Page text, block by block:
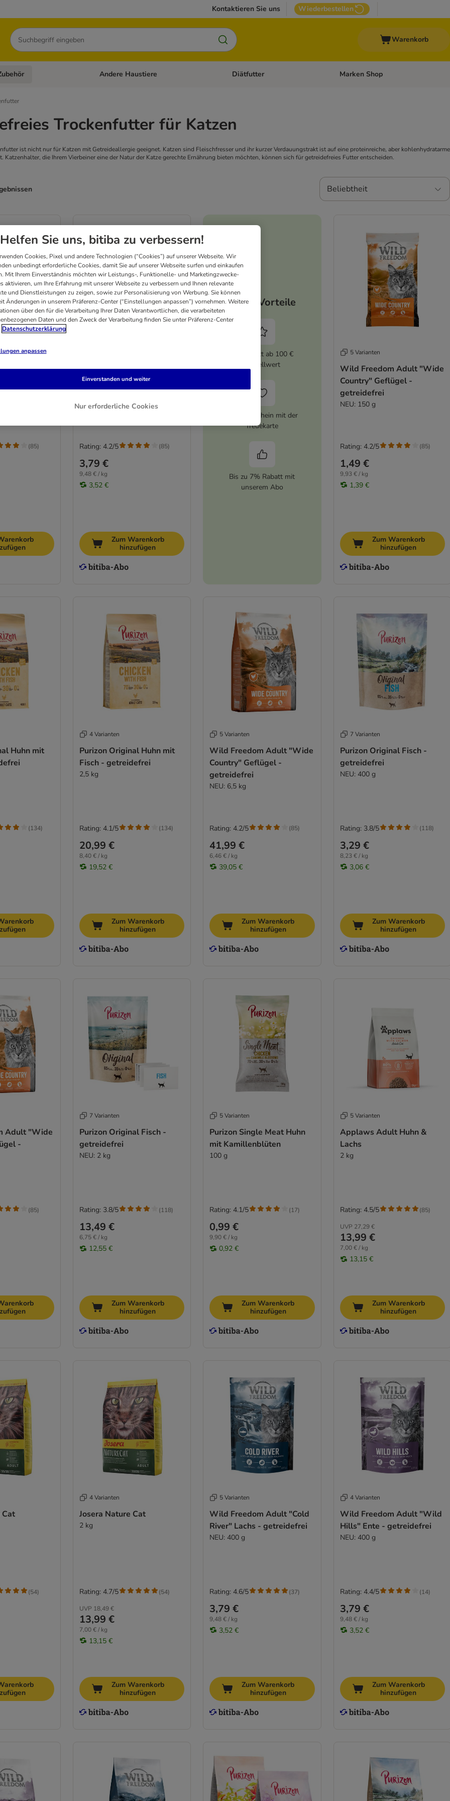
Kontaktieren Sie uns Wiederbestellen
Suchen
Warenkorb
Hundefutter und Zubehör Kategorie-Menü öffnen: Katzenfutter und Zubehör
Andere Haustiere Kategorie-Menü öffnen: Andere Haustiere
Diätfutter Kategorie-Menü öffnen: Diätfutter
Marken Shop
Trockenfutter für Katzen
ist nicht nur für Katzen mit Getreideallergie geeignet. Katzen sind Fleischfresser und ihr kurzer Verdauungstrakt ist auf eine proteinreiche, aber kohlenhydratarme
Katzenhalter, die Ihrem Vierbeiner eine der Natur der Katze gerechte Ernährung bieten möchten, können sich für getreidefreies Futter entscheiden.
Beliebtheit
Adult "Wide
-
(85)
Wild Freedom Adult "Wide
Country" Geflügel -
getreidefrei
NEU: 400 g
3,79 €
9,48 € / kg
3,52 €
Rating: 4.2/5 (85)
Zum Warenkorb
hinzufügen
Deine Vorteile
5% Rabatt ab 100 €
Bestellwert
10 € Gutschein mit der
Treuekarte
Bis zu 7% Rabatt mit
unserem Abo
5 Varianten
Wild Freedom Adult "Wide
Country" Geflügel -
getreidefrei
NEU: 150 g
1,49 €
9,93 € / kg
1,39 €
Rating: 4.2/5 (85)
Zum Warenkorb
hinzufügen
Huhn mit
(134)
4 Varianten
Purizon Original Huhn mit
Fisch - getreidefrei
2,5 kg
20,99 €
8,40 € / kg
19,52 €
Rating: 4.1/5 (134)
Zum Warenkorb
hinzufügen
5 Varianten
Wild Freedom Adult "Wide
Country" Geflügel -
getreidefrei
NEU: 6,5 kg
41,99 €
6,46 € / kg
39,05 €
Rating: 4.2/5 (85)
Zum Warenkorb
hinzufügen
7 Varianten
Purizon Original Fisch -
getreidefrei
NEU: 400 g
3,29 €
8,23 € / kg
3,06 €
Rating: 3.8/5 (118)
Zum Warenkorb
hinzufügen
Adult "Wide
-
(85)
7 Varianten
Purizon Original Fisch -
getreidefrei
NEU: 2 kg
13,49 €
6,75 € / kg
12,55 €
Rating: 3.8/5 (118)
Zum Warenkorb
hinzufügen
5 Varianten
Purizon Single Meat Huhn
mit Kamillenblüten
100 g
0,99 €
9,90 € / kg
0,92 €
Rating: 4.1/5 (17)
Zum Warenkorb
hinzufügen
5 Varianten
Applaws Adult Huhn &
Lachs
2 kg
UVP 27,29 €
13,99 €
7,00 € / kg
13,15 €
Rating: 4.5/5 (85)
Zum Warenkorb
hinzufügen
Cat
(54)
4 Varianten
Josera Nature Cat
2 kg
UVP 18,49 €
13,99 €
7,00 € / kg
13,15 €
Rating: 4.7/5 (54)
Zum Warenkorb
hinzufügen
5 Varianten
Wild Freedom Adult "Cold
River" Lachs - getreidefrei
NEU: 400 g
3,79 €
9,48 € / kg
3,52 €
Rating: 4.6/5 (37)
Zum Warenkorb
hinzufügen
4 Varianten
Wild Freedom Adult "Wild
Hills" Ente - getreidefrei
NEU: 400 g
3,79 €
9,48 € / kg
3,52 €
Rating: 4.4/5 (14)
Zum Warenkorb
hinzufügen
Helfen Sie uns, bitiba zu verbessern!
Cookies, Pixel und andere Technologien (“Cookies”) auf unserer Webseite. Wir
unbedingt erforderliche Cookies, damit Sie auf unserer Webseite surfen und einkaufen
Mit Ihrem Einverständnis möchten wir Leistungs-, Funktionelle- und Marketingzwecke-
aktivieren, um Ihre Erfahrung mit unserer Webseite zu verbessern und Ihnen relevante
und Dienstleistungen zu zeigen, sowie zur Personalisierung von Werbung. Sie können
Änderungen in unserem Präferenz-Center (“Einstellungen anpassen”) vornehmen. Weitere
über den für die Verarbeitung Ihrer Daten Verantwortlichen, die verarbeiteten
Daten und den Zweck der Verarbeitung finden Sie unter Präferenz-Center
Datenschutzerklärung
anpassen
Nur erforderliche Cookies
Einverstanden und weiter